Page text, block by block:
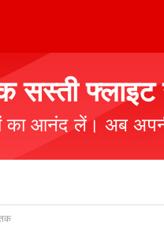
सस्ती
का आनंद लें। अब